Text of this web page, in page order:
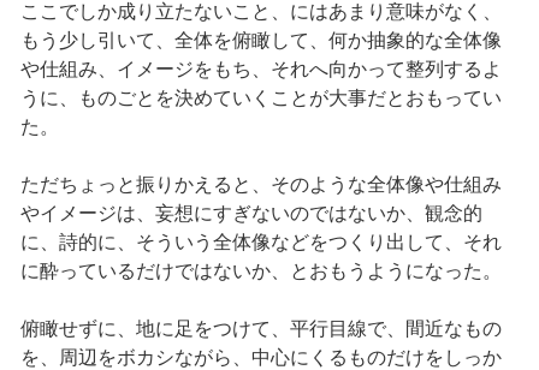
ここでしか成り立たないこと、にはあまり意味がなく、
もう少し引いて、全体を俯瞰して、何か抽象的な全体像
や仕組み、イメージをもち、それへ向かって整列するよ
うに、ものごとを決めていくことが大事だとおもってい
た。
ただちょっと振りかえると、そのような全体像や仕組み
やイメージは、妄想にすぎないのではないか、観念的
に、詩的に、そういう全体像などをつくり出して、それ
に酔っているだけではないか、とおもうようになった。
俯瞰せずに、地に足をつけて、平行目線で、間近なもの
を、周辺をボカシながら、中心にくるものだけをしっか